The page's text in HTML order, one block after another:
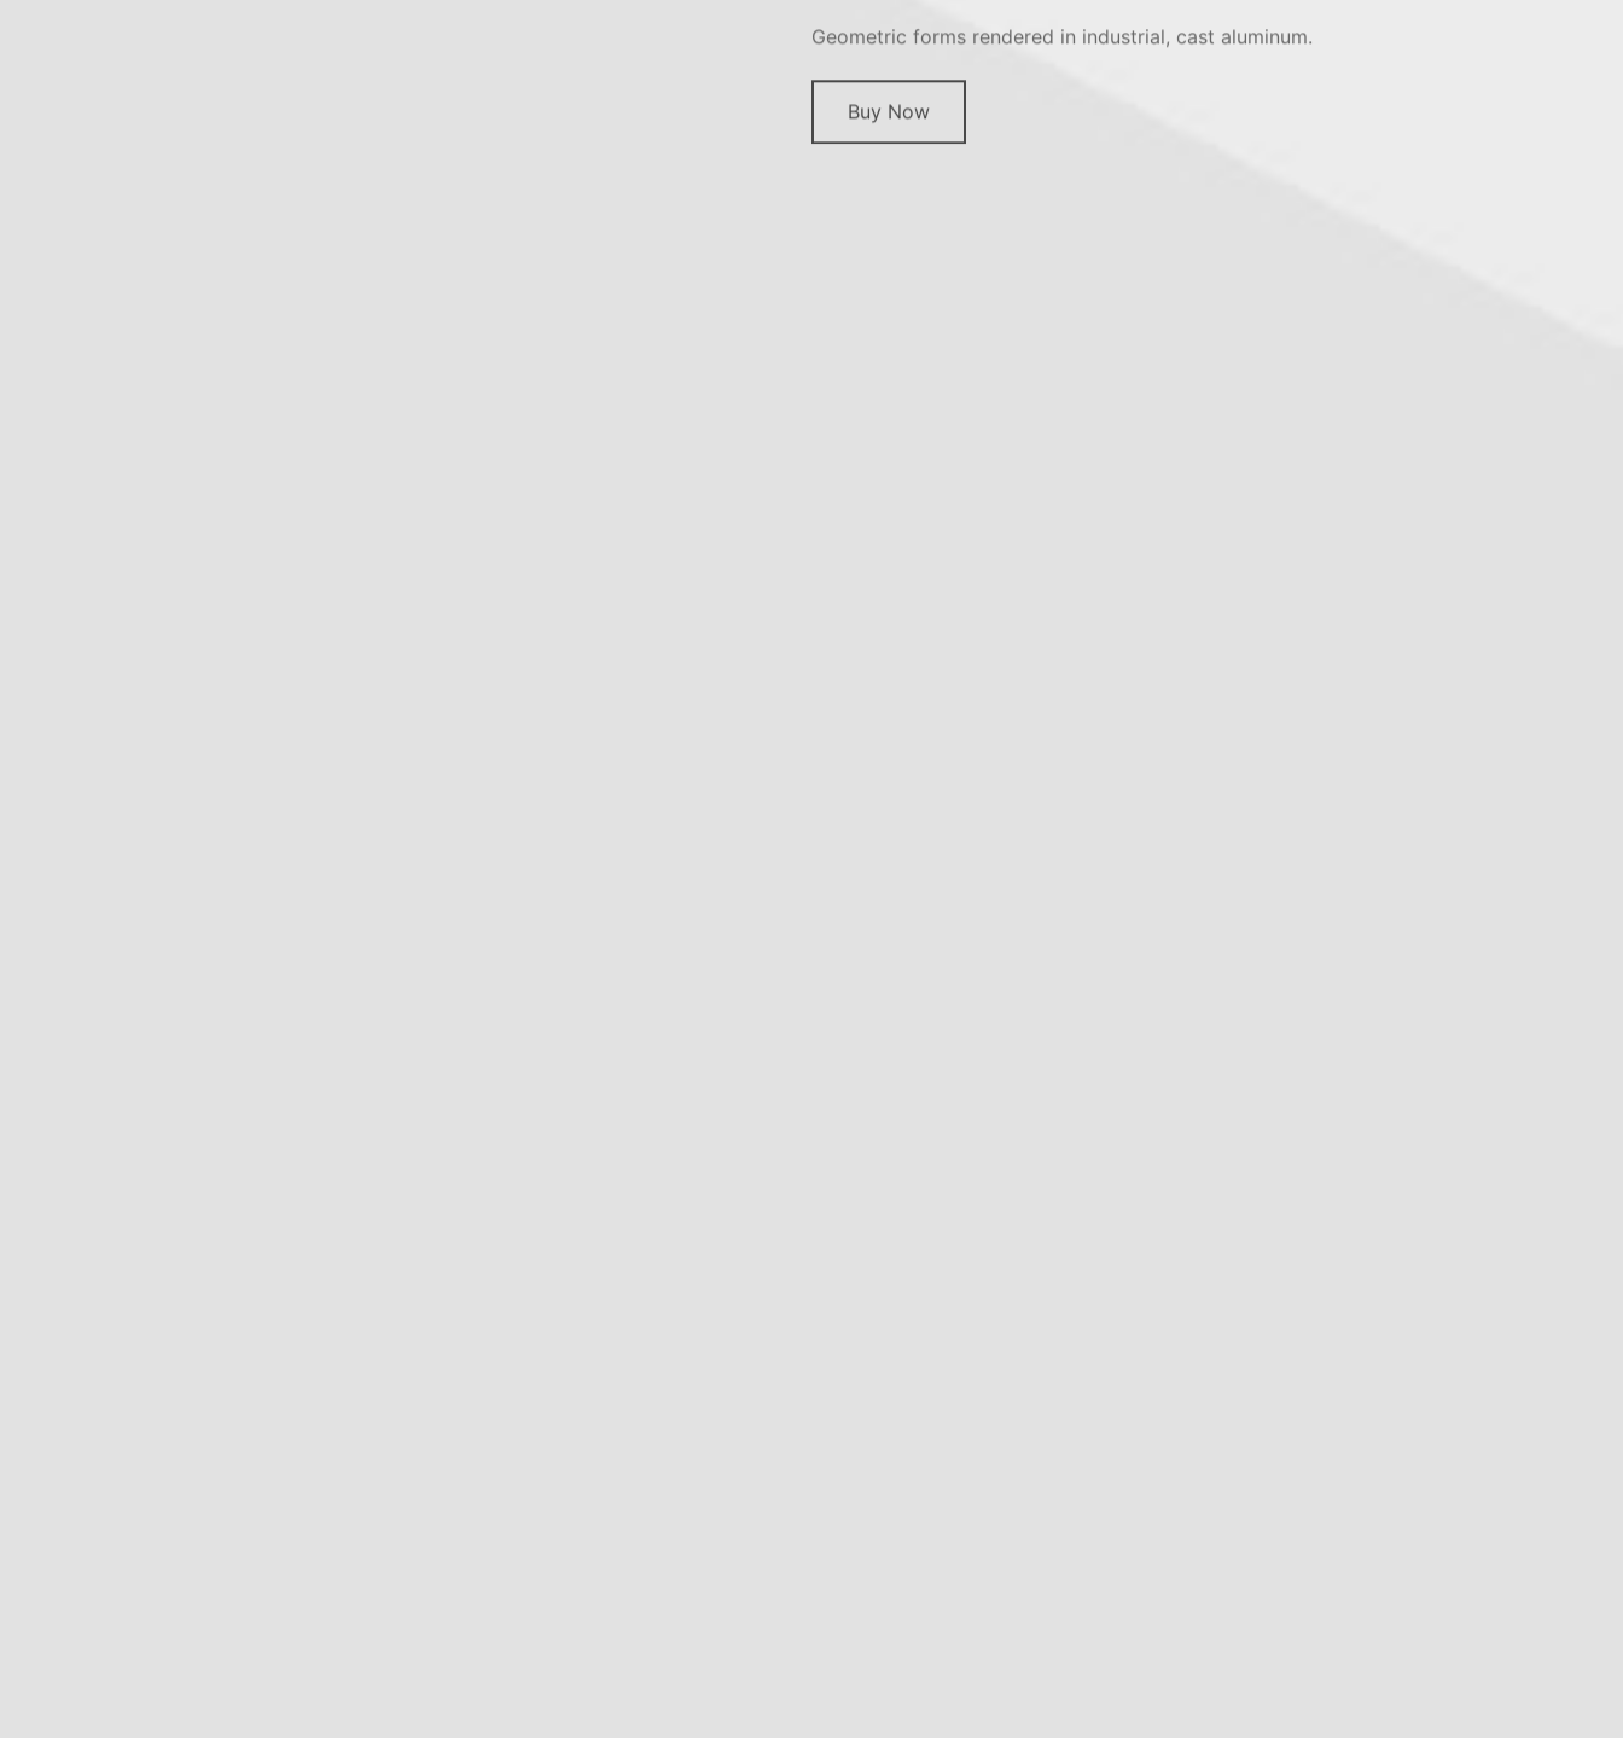
Geometric forms rendered in industrial, cast aluminum.
Buy Now